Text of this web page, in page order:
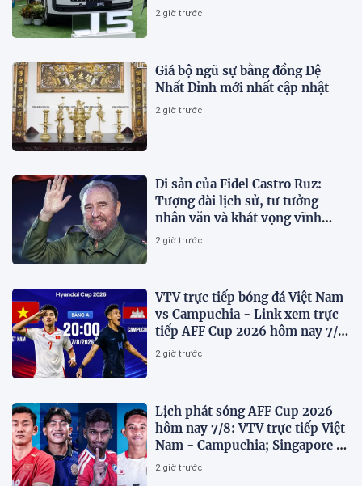
2 giờ trước
Giá bộ ngũ sự bằng đồng Đệ
Nhất Đỉnh mới nhất cập nhật
2 giờ trước
Di sản của Fidel Castro Ruz:
Tượng đài lịch sử, tư tưởng
nhân văn và khát vọng vĩnh
hằng
2 giờ trước
VTV trực tiếp bóng đá Việt Nam
vs Campuchia - Link xem trực
tiếp AFF Cup 2026 hôm nay 7/8
trên VTV6
2 giờ trước
Lịch phát sóng AFF Cup 2026
hôm nay 7/8: VTV trực tiếp Việt
Nam - Campuchia; Singapore -
Indonesia
2 giờ trước